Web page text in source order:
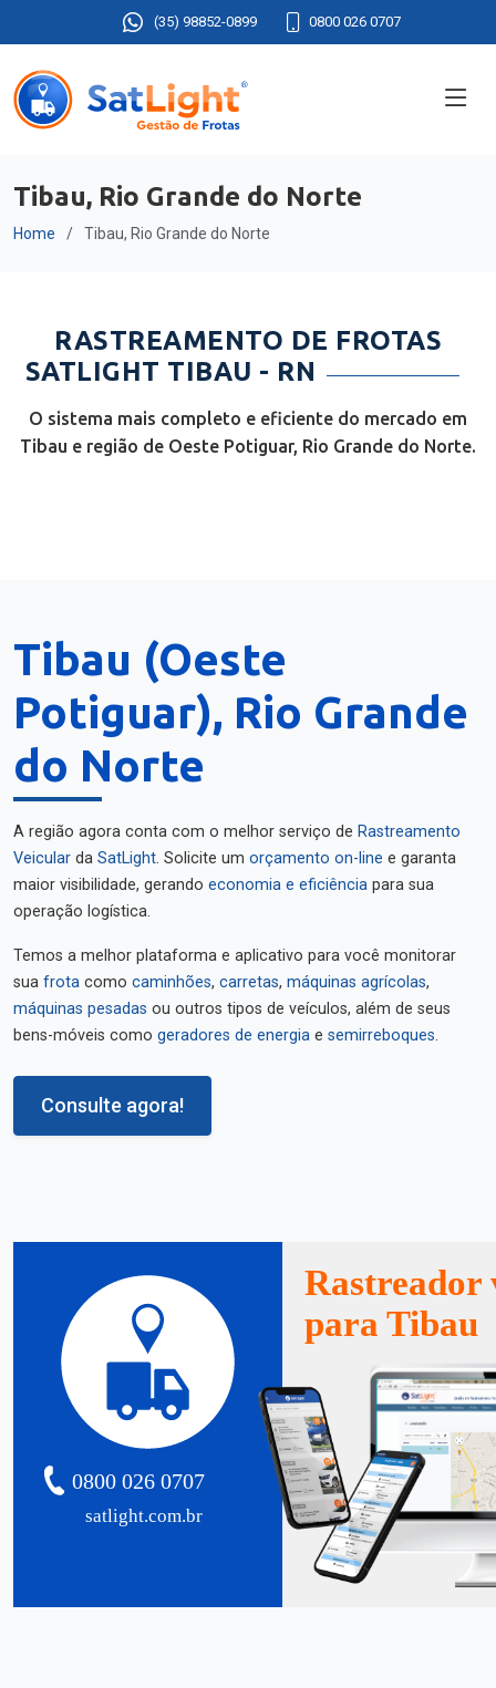
(35) 98852-0899 0800 026 0707
Tibau, Rio Grande do Norte
Home Tibau, Rio Grande do Norte
RASTREAMENTO DE FROTAS
SATLIGHT TIBAU - RN
O sistema mais completo e eficiente do mercado em
Tibau e região de Oeste Potiguar, Rio Grande do Norte.
Tibau (Oeste
Potiguar), Rio Grande
do Norte
A região agora conta com o melhor serviço de Rastreamento
Veicular da SatLight. Solicite um orçamento on-line e garanta
maior visibilidade, gerando economia e eficiência para sua
operação logística.
Temos a melhor plataforma e aplicativo para você monitorar
sua frota como caminhões, carretas, máquinas agrícolas,
máquinas pesadas ou outros tipos de veículos, além de seus
bens-móveis como geradores de energia e semirreboques.
Consulte agora!
satlight.com.br
0800 026 0707
Rastreador
para Tibau